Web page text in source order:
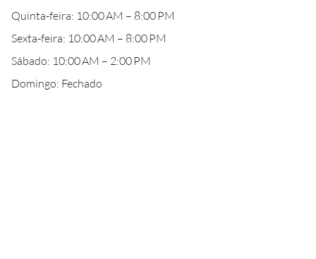
Quinta-feira: 10:00 AM – 8:00 PM
Sexta-feira: 10:00 AM – 8:00 PM
Sábado: 10:00 AM – 2:00 PM
Domingo: Fechado